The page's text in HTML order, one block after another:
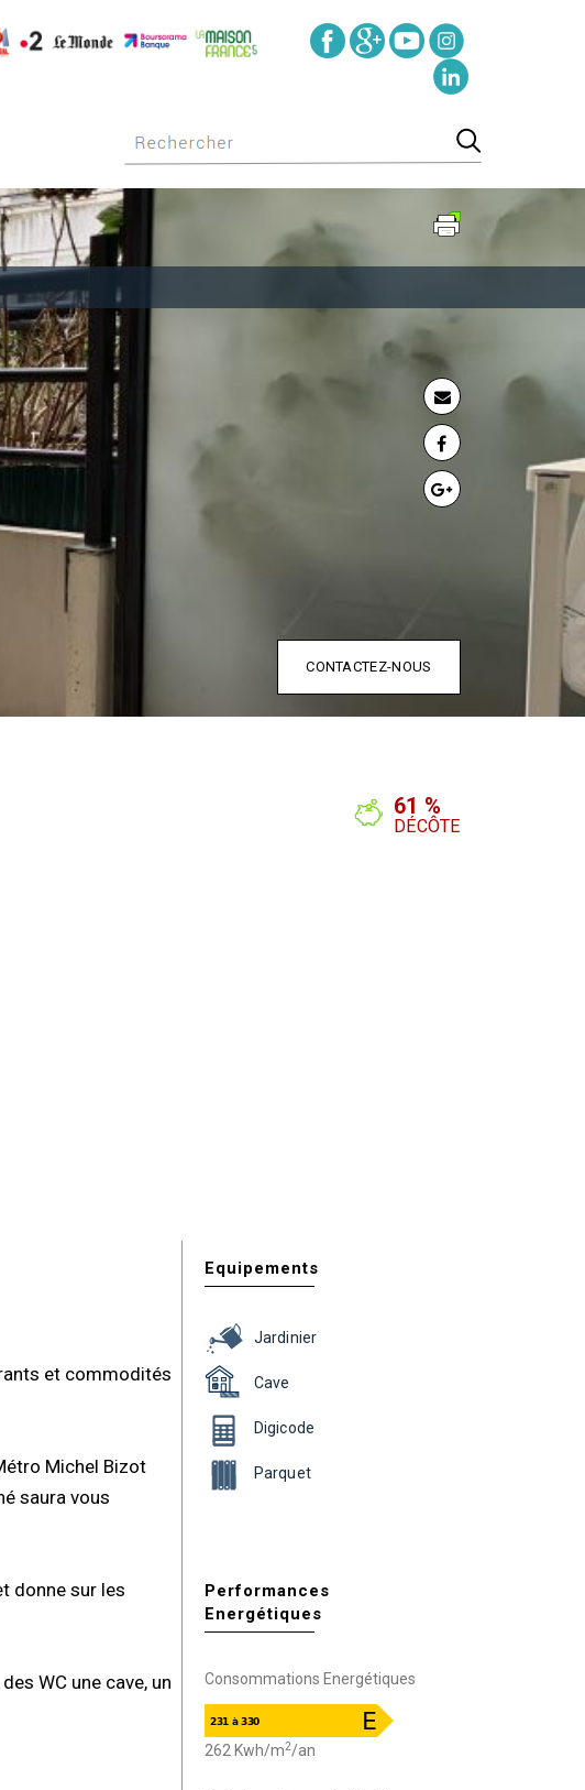
CONTACTEZ-NOUS
61 %
DÉCÔTE
et commodités
Michel Bizot
saura vous
donne sur les
WC une cave, un
Equipements
Jardinier
Cave
Digicode
Parquet
Performances
Energétiques
Consommations Energétiques
262 Kwh/m2/an